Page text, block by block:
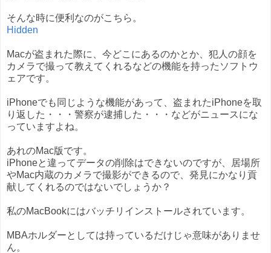
そんな時に便利なのがこちら。
Hidden
Macが盗まれた際に、今どこにあるのかとか、犯人の顔を
カメラで撮って教えてくれるなどの機能を持ったソフトウ
ェアです。
iPhoneでも同じような機能があって、盗まれたiPhoneを取
り返した・・・警察が逮捕した・・・などがニュースにな
っていますよね。
あれのMac版です。
iPhoneと違ってデータの削除はできないのですが、居場所
やMac内蔵のカメラで撮影ができるので、発見にかなり貢
献してくれるのではないでしょうか？
私のMacBookにはバッチリインストールされています。
MBAホルダーとしては持っているだけじゃ意味がありませ
ん。